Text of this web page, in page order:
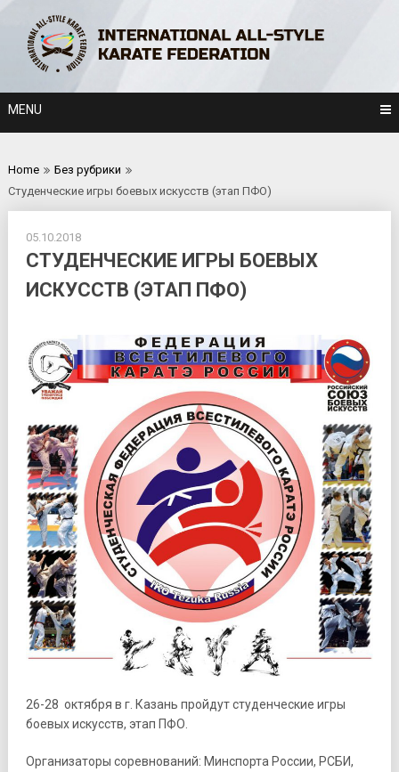
content
MENU
Home
Без рубрики
Студенческие игры боевых искусств (этап ПФО)
05.10.2018
СТУДЕНЧЕСКИЕ ИГРЫ БОЕВЫХ
ИСКУССТВ (ЭТАП ПФО)
26-28 октября в г. Казань пройдут студенческие игры
боевых искусств, этап ПФО.
Организаторы соревнований: Минспорта России, РСБИ,